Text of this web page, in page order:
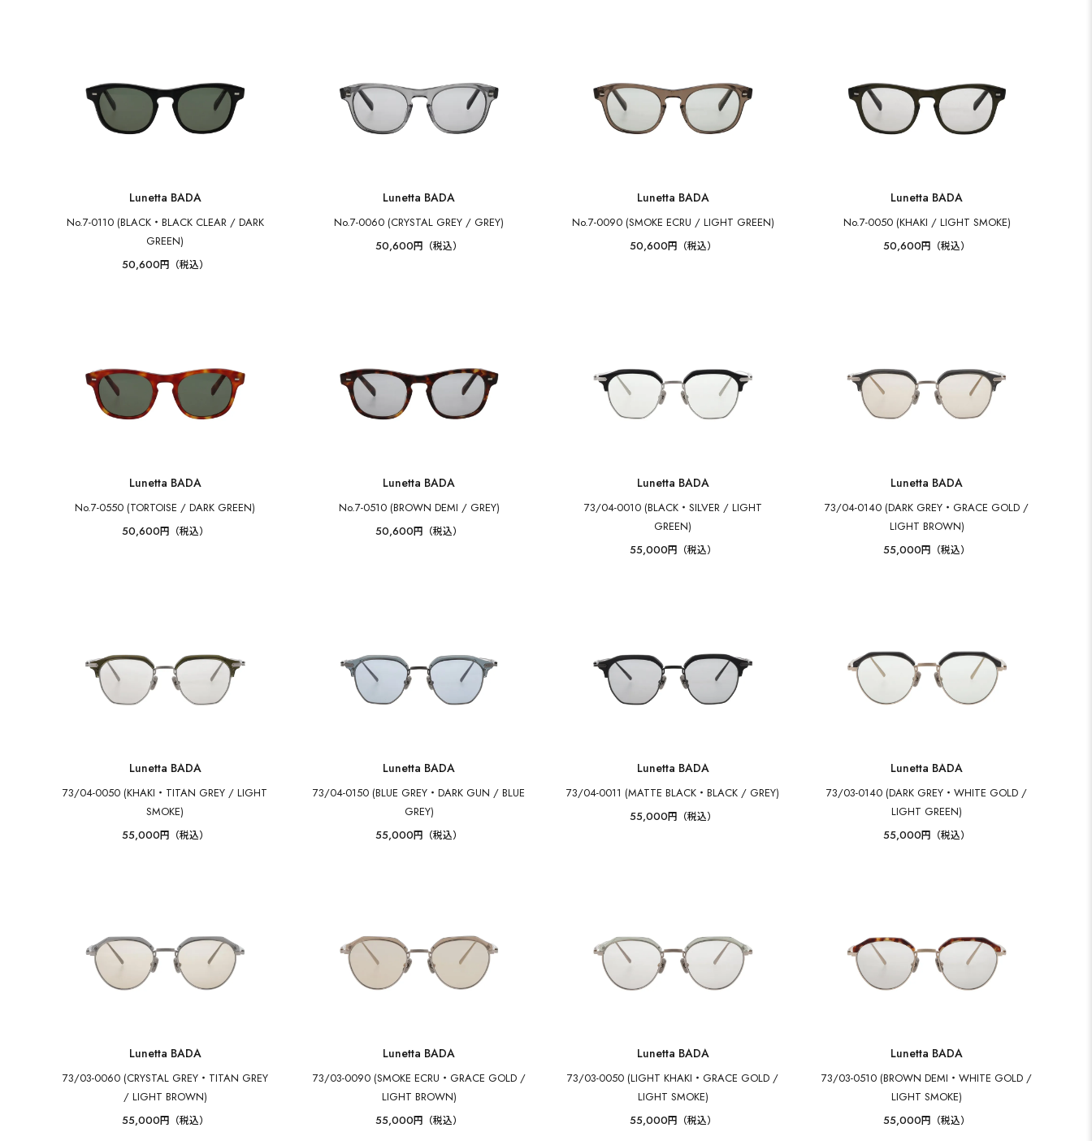
Lunetta BADA
No.7-0110 (BLACK・BLACK CLEAR / DARK
GREEN)
50,600円（税込）
Lunetta BADA
No.7-0060 (CRYSTAL GREY / GREY)
50,600円（税込）
Lunetta BADA
No.7-0090 (SMOKE ECRU / LIGHT GREEN)
50,600円（税込）
Lunetta BADA
No.7-0050 (KHAKI / LIGHT SMOKE)
50,600円（税込）
Lunetta BADA
No.7-0550 (TORTOISE / DARK GREEN)
50,600円（税込）
Lunetta BADA
No.7-0510 (BROWN DEMI / GREY)
50,600円（税込）
Lunetta BADA
73/04-0010 (BLACK・SILVER / LIGHT
GREEN)
55,000円（税込）
Lunetta BADA
73/04-0140 (DARK GREY・GRACE GOLD /
LIGHT BROWN)
55,000円（税込）
Lunetta BADA
73/04-0050 (KHAKI・TITAN GREY / LIGHT
SMOKE)
55,000円（税込）
Lunetta BADA
73/04-0150 (BLUE GREY・DARK GUN / BLUE
GREY)
55,000円（税込）
Lunetta BADA
73/04-0011 (MATTE BLACK・BLACK / GREY)
55,000円（税込）
Lunetta BADA
73/03-0140 (DARK GREY・WHITE GOLD /
LIGHT GREEN)
55,000円（税込）
Lunetta BADA
73/03-0060 (CRYSTAL GREY・TITAN GREY
/ LIGHT BROWN)
55,000円（税込）
Lunetta BADA
73/03-0090 (SMOKE ECRU・GRACE GOLD /
LIGHT BROWN)
55,000円（税込）
Lunetta BADA
73/03-0050 (LIGHT KHAKI・GRACE GOLD /
LIGHT SMOKE)
55,000円（税込）
Lunetta BADA
73/03-0510 (BROWN DEMI・WHITE GOLD /
LIGHT SMOKE)
55,000円（税込）